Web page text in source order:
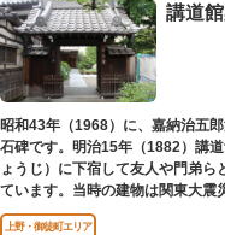
講道
昭和43年（1968）に、嘉納治五
石碑です。明治15年（1882）講
ょうじ）に下宿して友人や門弟
ています。当時の建物は関東大震
郎」に登場する隆昌寺のモデルで
上野・御徒町エリア